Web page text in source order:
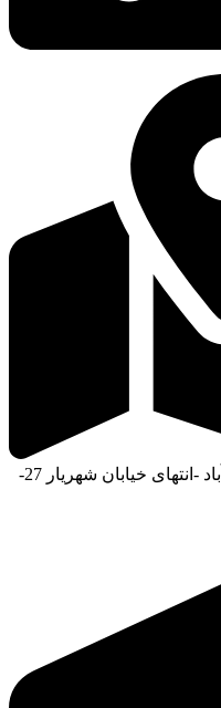
اصفهان -منطقه صنعتی دولت آباد -انتهای خیابان شهریار 27-